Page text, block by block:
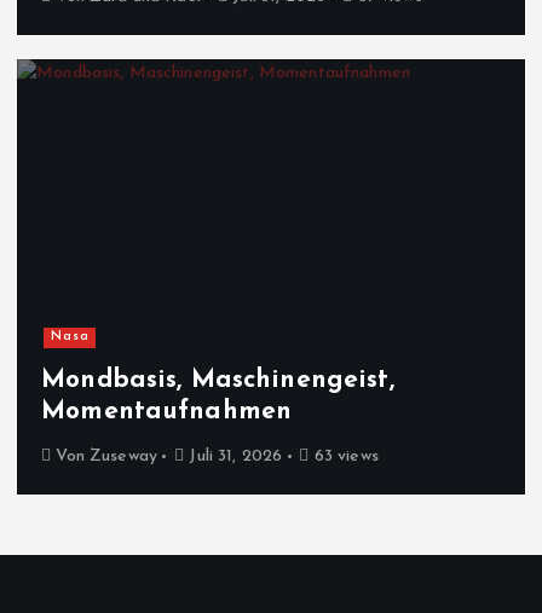
Nasa
Mondbasis, Maschinengeist,
Momentaufnahmen
Von Zuseway Juli 31, 2026 63 views